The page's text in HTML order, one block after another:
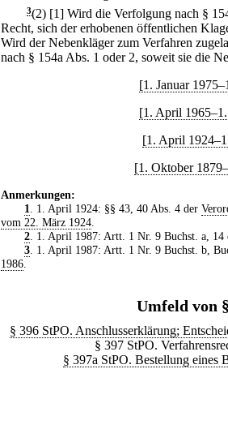
3(2) [1] Wird die Verfolgung nach §
Recht, sich der erhobenen öffentlichen
Wird der Nebenkläger zum Verfahren
nach § 154a Abs. 1 oder 2, soweit sie die
[1. Januar
[1. April
[1. April
[1. Oktober
Anmerkungen:
1
. 1. April 1924: §§ 43, 40 Abs. 4 der
vom 22. März 1924
2. 1. April 1987: Artt. 1 Nr. 9 Buchst. a, 14
3. 1. April 1987: Artt. 1 Nr. 9 Buchst. b,
1986
Umfeld von
§ 396 StPO. Anschlusserklärung;
§ 397 StPO.
§ 397a StPO. Bestellung eines